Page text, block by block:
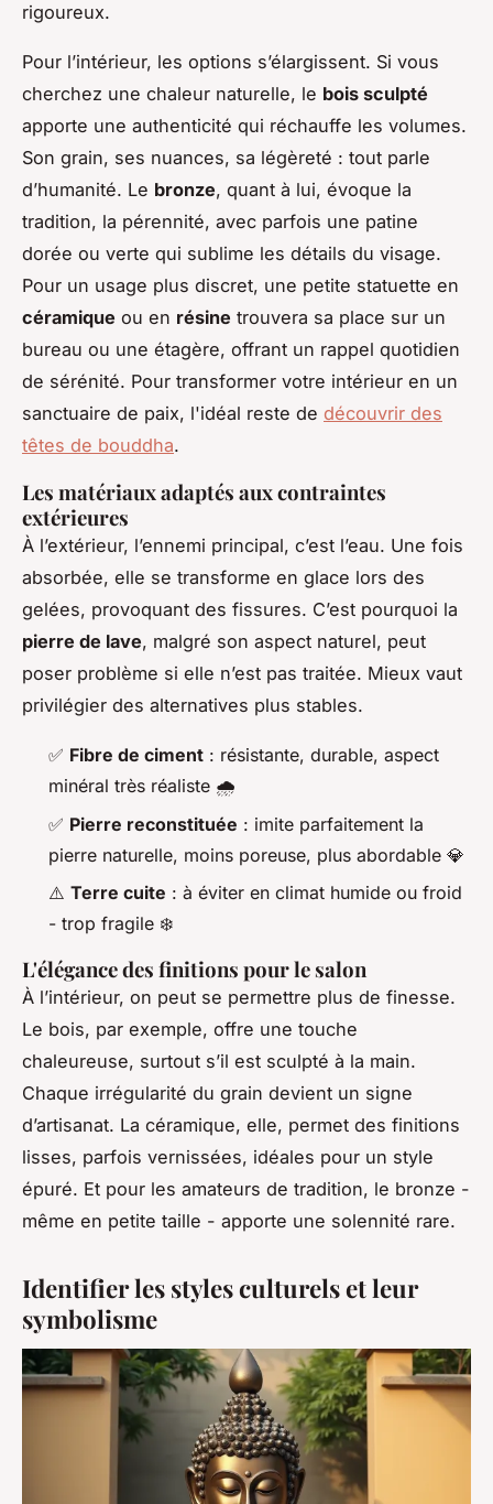
rigoureux.
Pour l’intérieur, les options s’élargissent. Si vous
cherchez une chaleur naturelle, le bois sculpté
apporte une authenticité qui réchauffe les volumes.
Son grain, ses nuances, sa légèreté : tout parle
d’humanité. Le bronze, quant à lui, évoque la
tradition, la pérennité, avec parfois une patine
dorée ou verte qui sublime les détails du visage.
Pour un usage plus discret, une petite statuette en
céramique ou en résine trouvera sa place sur un
bureau ou une étagère, offrant un rappel quotidien
de sérénité. Pour transformer votre intérieur en un
sanctuaire de paix, l'idéal reste de découvrir des
têtes de bouddha.
Les matériaux adaptés aux contraintes
extérieures
À l’extérieur, l’ennemi principal, c’est l’eau. Une fois
absorbée, elle se transforme en glace lors des
gelées, provoquant des fissures. C’est pourquoi la
pierre de lave, malgré son aspect naturel, peut
poser problème si elle n’est pas traitée. Mieux vaut
privilégier des alternatives plus stables.
✅ Fibre de ciment : résistante, durable, aspect
minéral très réaliste 🌧️
✅ Pierre reconstituée : imite parfaitement la
pierre naturelle, moins poreuse, plus abordable 💎
⚠️ Terre cuite : à éviter en climat humide ou froid
- trop fragile ❄️
L'élégance des finitions pour le salon
À l’intérieur, on peut se permettre plus de finesse.
Le bois, par exemple, offre une touche
chaleureuse, surtout s’il est sculpté à la main.
Chaque irrégularité du grain devient un signe
d’artisanat. La céramique, elle, permet des finitions
lisses, parfois vernissées, idéales pour un style
épuré. Et pour les amateurs de tradition, le bronze -
même en petite taille - apporte une solennité rare.
Identifier les styles culturels et leur
symbolisme